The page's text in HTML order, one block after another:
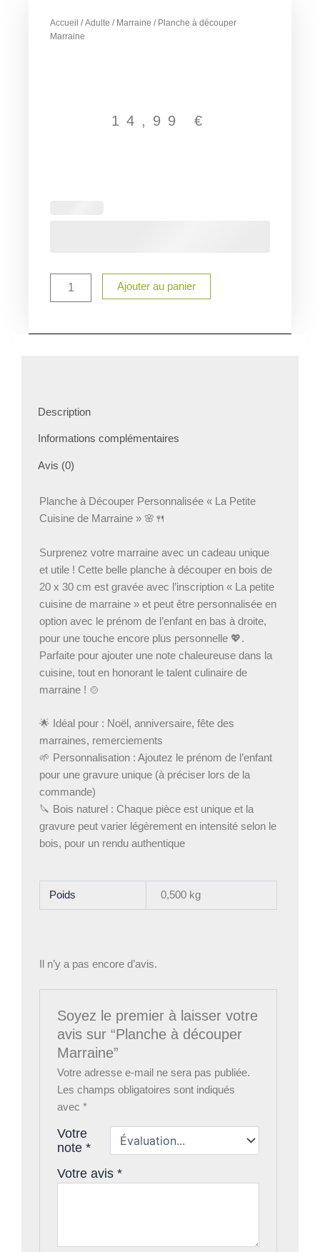
Accueil /Adulte / Marraine / Planche à découper
Marraine
14,99 €
Ajouter au panier
Description
Informations complémentaires
Avis (0)
Planche à Découper Personnalisée « La Petite
Cuisine de Marraine » 🌸🍴
Surprenez votre marraine avec un cadeau unique
et utile ! Cette belle planche à découper en bois de
20 x 30 cm est gravée avec l’inscription « La petite
cuisine de marraine » et peut être personnalisée en
option avec le prénom de l’enfant en bas à droite,
pour une touche encore plus personnelle 💖.
Parfaite pour ajouter une note chaleureuse dans la
cuisine, tout en honorant le talent culinaire de
marraine ! 🍲
🌟 Idéal pour : Noël, anniversaire, fête des
marraines, remerciements
🌱 Personnalisation : Ajoutez le prénom de l’enfant
pour une gravure unique (à préciser lors de la
commande)
🔪 Bois naturel : Chaque pièce est unique et la
gravure peut varier légèrement en intensité selon le
bois, pour un rendu authentique
Poids 0,500 kg
Il n’y a pas encore d’avis.
Soyez le premier à laisser votre
avis sur “Planche à découper
Marraine”
Votre adresse e-mail ne sera pas publiée.
Les champs obligatoires sont indiqués
avec*
Votre
note*
Votre avis*